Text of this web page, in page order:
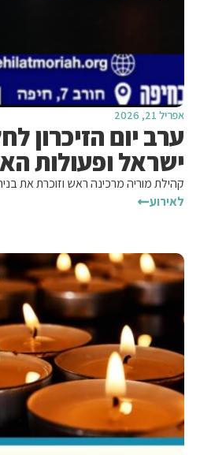
אפריל 21, 2026
ערב יום הזיכרון
ישראל ופעולות
קהילת מוריה מרכינה ראש וזוכרת את
לאירוע